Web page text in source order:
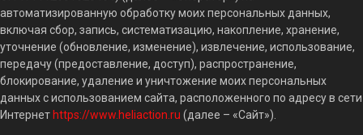
автоматизированную обработку моих персональных данных,
включая сбор, запись, систематизацию, накопление, хранение,
уточнение (обновление, изменение), извлечение, использование,
передачу (предоставление, доступ), распространение,
блокирование, удаление и уничтожение моих персональных
данных с использованием сайта, расположенного по адресу в сети
Интернетhttps://www.heliaction.ru (далее – «Сайт»).